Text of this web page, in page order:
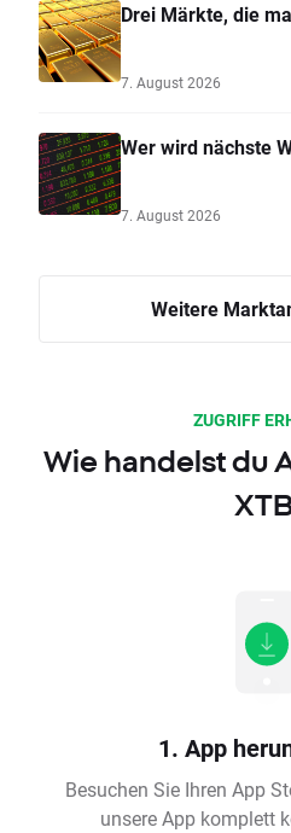
Drei Märkte, die
7. August 2026
Wer wird nächste
7. August 2026
Weitere
ZUGRIFF
Wie handelst du
1. App
Besuchen Sie Ihren App
unsere App komplett